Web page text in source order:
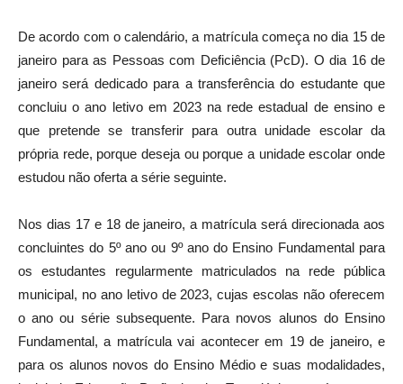
De acordo com o calendário, a matrícula começa no dia 15 de
janeiro para as Pessoas com Deficiência (PcD). O dia 16 de
janeiro será dedicado para a transferência do estudante que
concluiu o ano letivo em 2023 na rede estadual de ensino e
que pretende se transferir para outra unidade escolar da
própria rede, porque deseja ou porque a unidade escolar onde
estudou não oferta a série seguinte.
Nos dias 17 e 18 de janeiro, a matrícula será direcionada aos
concluintes do 5º ano ou 9º ano do Ensino Fundamental para
os estudantes regularmente matriculados na rede pública
municipal, no ano letivo de 2023, cujas escolas não oferecem
o ano ou série subsequente. Para novos alunos do Ensino
Fundamental, a matrícula vai acontecer em 19 de janeiro, e
para os alunos novos do Ensino Médio e suas modalidades,